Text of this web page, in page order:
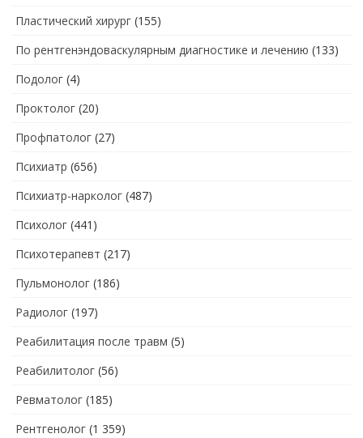
Пластический хирург (155)
По рентгенэндоваскулярным диагностике и лечению (133)
Подолог (4)
Проктолог (20)
Профпатолог (27)
Психиатр (656)
Психиатр-нарколог (487)
Психолог (441)
Психотерапевт (217)
Пульмонолог (186)
Радиолог (197)
Реабилитация после травм (5)
Реабилитолог (56)
Ревматолог (185)
Рентгенолог (1 359)